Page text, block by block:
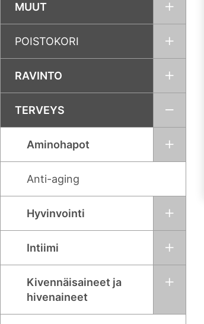
MUUT
POISTOKORI
RAVINTO
TERVEYS
Aminohapot
Anti-aging
Hyvinvointi
Intiimi
Kivennäisaineet ja
hivenaineet